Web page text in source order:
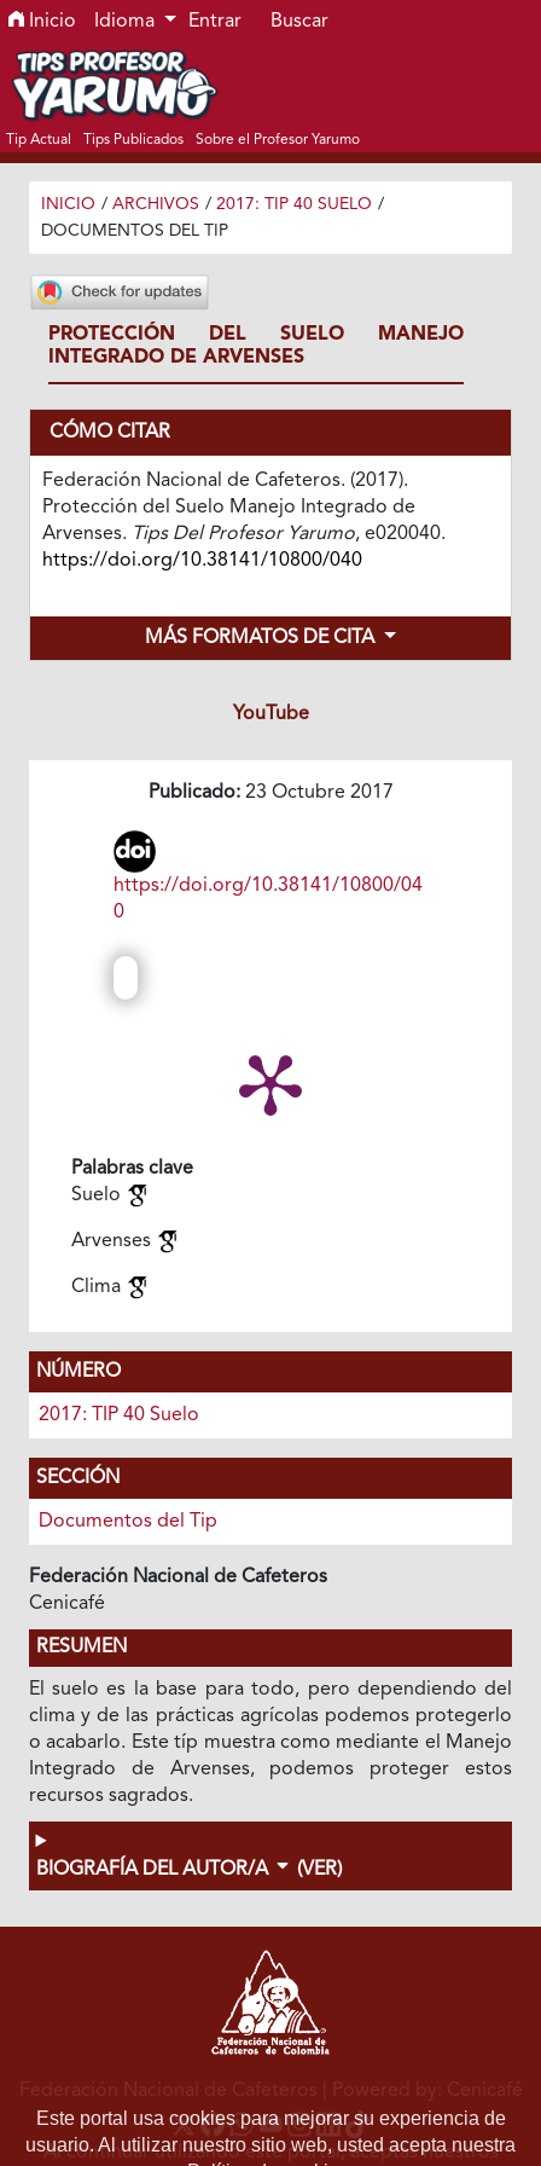
Ir al menú de navegación principal
Ir al contenido principal
Ir al pie de página del sitio
Inicio Idioma Entrar Buscar
Tip Actual Tips Publicados Sobre el Profesor Yarumo
INICIO / ARCHIVOS / 2017: TIP 40 SUELO /
DOCUMENTOS DEL TIP
PROTECCIÓN DEL SUELO MANEJO
INTEGRADO DE ARVENSES
CÓMO CITAR
Federación Nacional de Cafeteros. (2017).
Protección del Suelo Manejo Integrado de
Arvenses. Tips Del Profesor Yarumo, e020040.
https://doi.org/10.38141/10800/040
MÁS FORMATOS DE CITA
YouTube
Publicado:23 Octubre 2017
https://doi.org/10.38141/10800/04
0
Palabras clave
Suelo
Arvenses
Clima
NÚMERO
2017: TIP 40 Suelo
SECCIÓN
Documentos del Tip
Federación Nacional de Cafeteros
Cenicafé
RESUMEN
El suelo es la base para todo, pero dependiendo del
clima y de las prácticas agrícolas podemos protegerlo
o acabarlo. Este típ muestra como mediante el Manejo
Integrado de Arvenses, podemos proteger estos
recursos sagrados.
BIOGRAFÍA DEL AUTOR/A (VER)
Este portal usa cookies para mejorar su experiencia de
usuario. Al utilizar nuestro sitio web, usted acepta nuestra
Federación Nacional de Cafeteros | Powered by: Cenicafé
Al continuar utilizando este portal, aceptas nuestros